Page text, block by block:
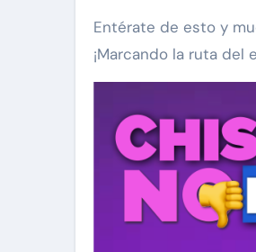
Entérate de esto y
¡Marcando la ruta del